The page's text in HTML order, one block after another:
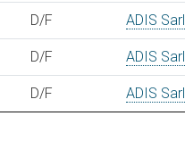
D/F ADIS Sarl
D/F ADIS Sarl
D/F ADIS Sarl